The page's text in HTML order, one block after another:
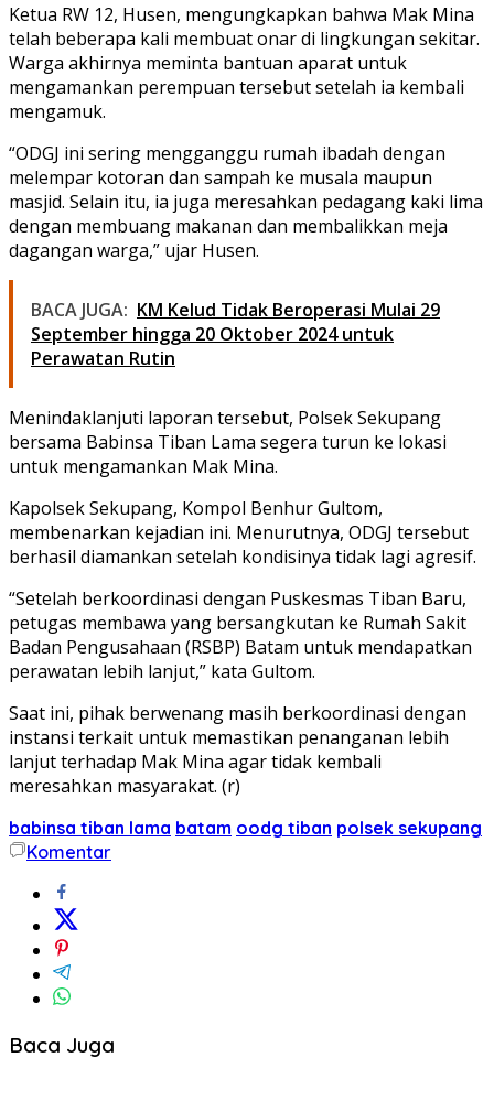
Ketua RW 12, Husen, mengungkapkan bahwa Mak Mina
telah beberapa kali membuat onar di lingkungan sekitar.
Warga akhirnya meminta bantuan aparat untuk
mengamankan perempuan tersebut setelah ia kembali
mengamuk.
“ODGJ ini sering mengganggu rumah ibadah dengan
melempar kotoran dan sampah ke musala maupun
masjid. Selain itu, ia juga meresahkan pedagang kaki lima
dengan membuang makanan dan membalikkan meja
dagangan warga,” ujar Husen.
BACA JUGA: KM Kelud Tidak Beroperasi Mulai 29
September hingga 20 Oktober 2024 untuk
Perawatan Rutin
Menindaklanjuti laporan tersebut, Polsek Sekupang
bersama Babinsa Tiban Lama segera turun ke lokasi
untuk mengamankan Mak Mina.
Kapolsek Sekupang, Kompol Benhur Gultom,
membenarkan kejadian ini. Menurutnya, ODGJ tersebut
berhasil diamankan setelah kondisinya tidak lagi agresif.
“Setelah berkoordinasi dengan Puskesmas Tiban Baru,
petugas membawa yang bersangkutan ke Rumah Sakit
Badan Pengusahaan (RSBP) Batam untuk mendapatkan
perawatan lebih lanjut,” kata Gultom.
Saat ini, pihak berwenang masih berkoordinasi dengan
instansi terkait untuk memastikan penanganan lebih
lanjut terhadap Mak Mina agar tidak kembali
meresahkan masyarakat. (r)
babinsa tiban lama batam oodg tiban polsek sekupang
Komentar
Baca Juga